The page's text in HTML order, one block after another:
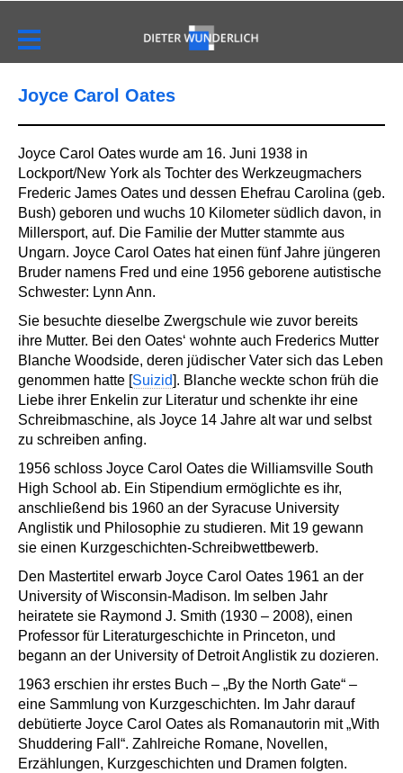
Joyce Carol Oates
Joyce Carol Oates wurde am 16. Juni 1938 in
Lockport/New York als Tochter des Werkzeugmachers
Frederic James Oates und dessen Ehefrau Carolina (geb.
Bush) geboren und wuchs 10 Kilometer südlich davon, in
Millersport, auf. Die Familie der Mutter stammte aus
Ungarn. Joyce Carol Oates hat einen fünf Jahre jüngeren
Bruder namens Fred und eine 1956 geborene autistische
Schwester: Lynn Ann.
Sie besuchte dieselbe Zwergschule wie zuvor bereits
ihre Mutter. Bei den Oates‘ wohnte auch Frederics Mutter
Blanche Woodside, deren jüdischer Vater sich das Leben
genommen hatte [Suizid]. Blanche weckte schon früh die
Liebe ihrer Enkelin zur Literatur und schenkte ihr eine
Schreibmaschine, als Joyce 14 Jahre alt war und selbst
zu schreiben anfing.
1956 schloss Joyce Carol Oates die Williamsville South
High School ab. Ein Stipendium ermöglichte es ihr,
anschließend bis 1960 an der Syracuse University
Anglistik und Philosophie zu studieren. Mit 19 gewann
sie einen Kurzgeschichten-Schreibwettbewerb.
Den Mastertitel erwarb Joyce Carol Oates 1961 an der
University of Wisconsin-Madison. Im selben Jahr
heiratete sie Raymond J. Smith (1930 – 2008), einen
Professor für Literaturgeschichte in Princeton, und
begann an der University of Detroit Anglistik zu dozieren.
1963 erschien ihr erstes Buch – „By the North Gate“ –
eine Sammlung von Kurzgeschichten. Im Jahr darauf
debütierte Joyce Carol Oates als Romanautorin mit „With
Shuddering Fall“. Zahlreiche Romane, Novellen,
Erzählungen, Kurzgeschichten und Dramen folgten.